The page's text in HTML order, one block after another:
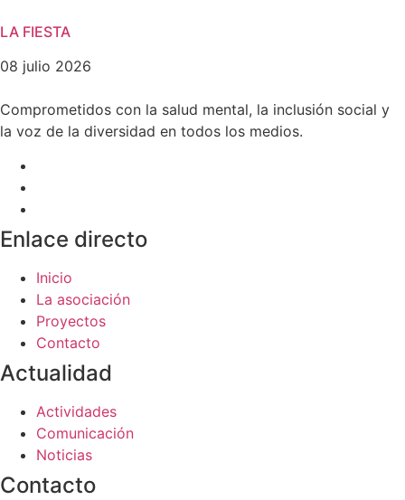
LA FIESTA
08 julio 2026
Comprometidos con la salud mental, la inclusión social y
la voz de la diversidad en todos los medios.
Enlace directo
Inicio
La asociación
Proyectos
Contacto
Actualidad
Actividades
Comunicación
Noticias
Contacto